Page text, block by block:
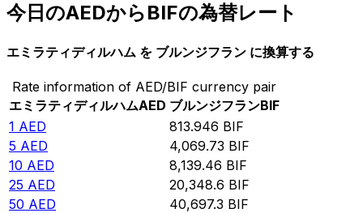
今日のAEDからBIFの為替レート
エミラティディルハム を ブルンジフラン に換算する
Rate information of AED/BIF currency pair
エミラティディルハムAED ブルンジフランBIF
1 AED 813.946 BIF
5 AED 4,069.73 BIF
10 AED 8,139.46 BIF
25 AED 20,348.6 BIF
50 AED 40,697.3 BIF